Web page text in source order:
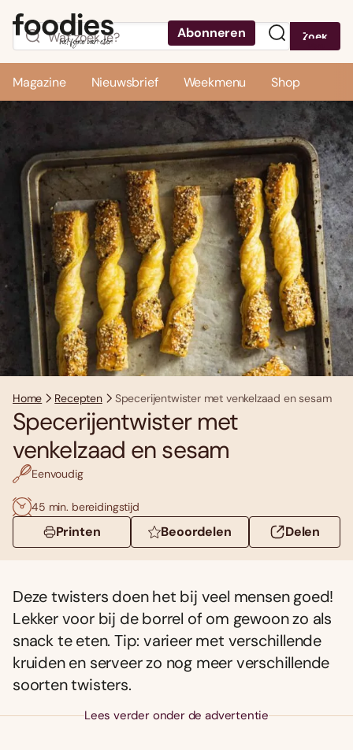
Abonneren Zoek
Magazine Nieuwsbrief Weekmenu Shop
Home Recepten Specerijentwister met venkelzaad en sesam
Specerijentwister met
venkelzaad en sesam
Eenvoudig
45 min. bereidingstijd
Printen Beoordelen Delen
Deze twisters doen het bij veel mensen goed!
Lekker voor bij de borrel of om gewoon zo als
snack te eten. Tip: varieer met verschillende
kruiden en serveer zo nog meer verschillende
soorten twisters.
Lees verder onder de advertentie